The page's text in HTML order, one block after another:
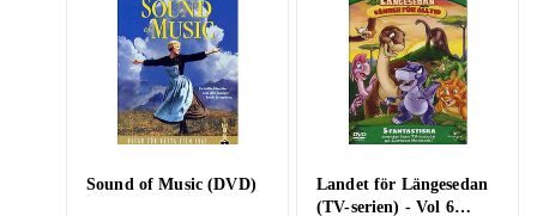
Sound of Music (DVD)
Landet för Längesedan
(TV-serien) - Vol 6